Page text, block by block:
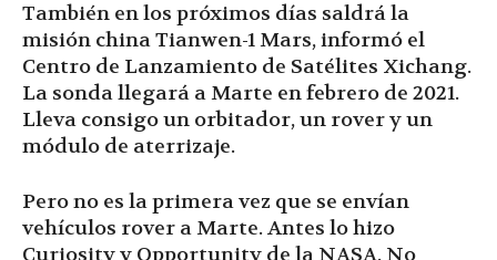
También en los próximos días saldrá la
misión china Tianwen-1 Mars, informó el
Centro de Lanzamiento de Satélites Xichang.
La sonda llegará a Marte en febrero de 2021.
Lleva consigo un orbitador, un rover y un
módulo de aterrizaje.
Pero no es la primera vez que se envían
vehículos rover a Marte. Antes lo hizo